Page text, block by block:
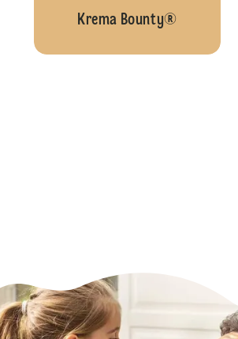
Krema Bounty®